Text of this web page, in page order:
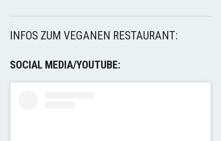
INFOS ZUM VEGANEN RESTAURANT:
SOCIAL MEDIA/YOUTUBE: